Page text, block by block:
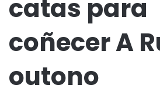
catas para
coñecer A
outono